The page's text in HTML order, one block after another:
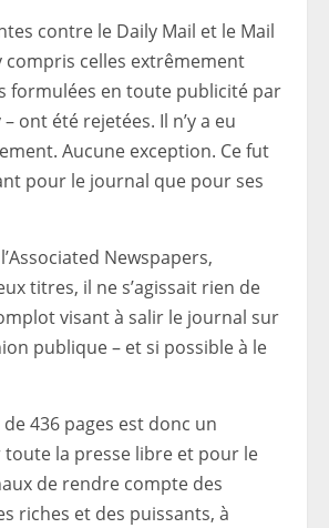
contre le Daily Mail et le Mail
compris celles extrêmement
formulées en toute publicité par
ont été rejetées. Il n’y a eu
Aucune exception. Ce fut
pour le journal que pour ses
Newspapers,
titres, il ne s’agissait rien de
visant à salir le journal sur
publique – et si possible à le
436 pages est donc un
la presse libre et pour le
de rendre compte des
riches et des puissants, à